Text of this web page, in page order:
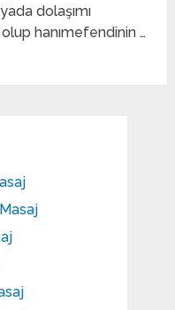
dolaşımı
hanımefendinin …